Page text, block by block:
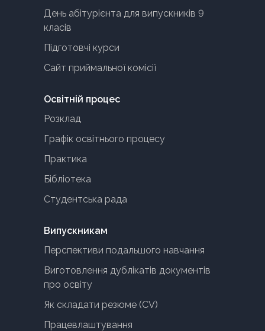
День абітурієнта для випускників 9
класів
Підготовчі курси
Сайт приймальної комісії
Освітній процес
Розклад
Графік освітнього процесу
Практика
Бібліотека
Студентська рада
Випускникам
Перспективи подальшого навчання
Виготовлення дублікатів документів
про освіту
Як складати резюме (CV)
Працевлаштування